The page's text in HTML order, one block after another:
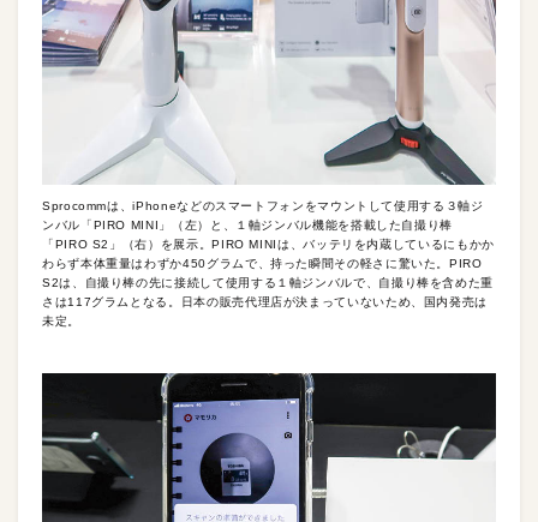
Sprocommは、iPhoneなどのスマートフォンをマウントして使用する３軸ジ
ンバル「PIRO MINI」（左）と、１軸ジンバル機能を搭載した自撮り棒
「PIRO S2」（右）を展示。PIRO MINIは、バッテリを内蔵しているにもかか
わらず本体重量はわずか450グラムで、持った瞬間その軽さに驚いた。PIRO
S2は、自撮り棒の先に接続して使用する１軸ジンバルで、自撮り棒を含めた重
さは117グラムとなる。日本の販売代理店が決まっていないため、国内発売は
未定。